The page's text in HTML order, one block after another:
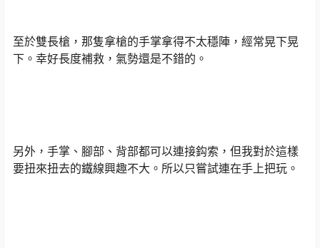
至於雙長槍，那隻拿槍的手掌拿得不太穩陣，經常晃下晃
下。幸好長度補救，氣勢還是不錯的。
另外，手掌、腳部、背部都可以連接鈎索，但我對於這樣
要扭來扭去的鐵線興趣不大。所以只嘗試連在手上把玩。